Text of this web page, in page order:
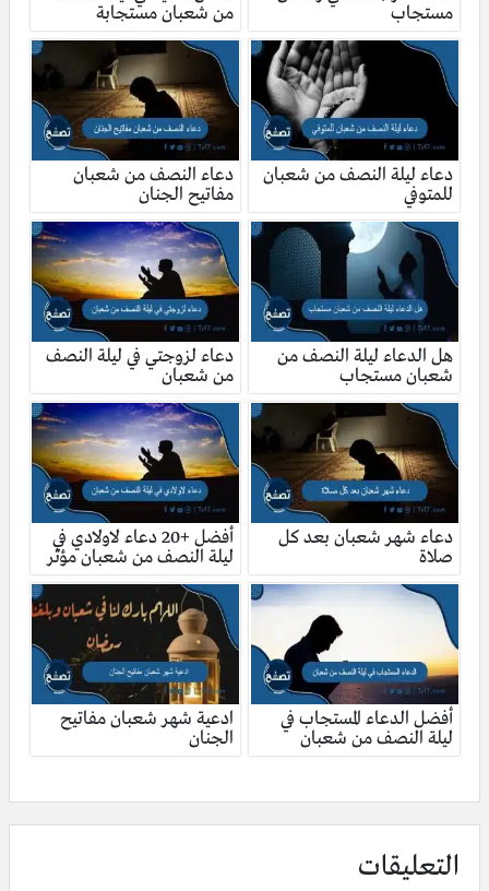
مستجاب
من شعبان مستجابة
دعاء ليلة النصف من شعبان
للمتوفي
دعاء النصف من شعبان
مفاتيح الجنان
هل الدعاء ليلة النصف من
شعبان مستجاب
دعاء لزوجتي في ليلة النصف
من شعبان
دعاء شهر شعبان بعد كل
صلاة
أفضل +20 دعاء لاولادي في
ليلة النصف من شعبان مؤثر
أفضل الدعاء المستجاب في
ليلة النصف من شعبان
ادعية شهر شعبان مفاتيح
الجنان
التعليقات